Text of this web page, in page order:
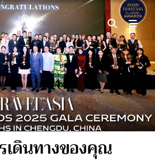
เดินทางของคุณ